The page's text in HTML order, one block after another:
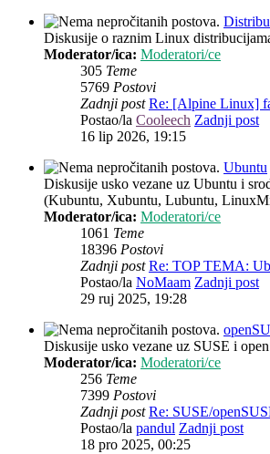
Diskusije o raznim Linux
Moderator/ica: Moderatori/ce
305 Teme
5769 Postovi
Zadnji post Re: [Alpine Linux]
Postao/la Cooleech Zadnji post
16 lip 2026, 19:15
Ubuntu
Diskusije usko vezane uz Ubuntu i
(Kubuntu, Xubuntu, Lubuntu,
Moderator/ica: Moderatori/ce
1061 Teme
18396 Postovi
Zadnji post Re: TOP TEMA:
Postao/la NoMaam Zadnji post
29 ruj 2025, 19:28
Diskusije usko vezane uz SUSE i
Moderator/ica: Moderatori/ce
256 Teme
7399 Postovi
Zadnji post Re: SUSE/
Postao/la pandul Zadnji post
18 pro 2025, 00:25